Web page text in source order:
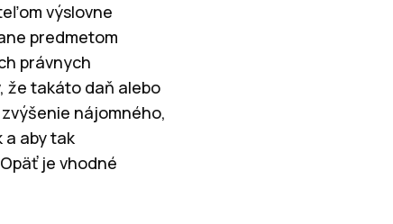
výslovne
predmetom
právnych
že takáto daň alebo
nájomného,
a aby tak
je vhodné